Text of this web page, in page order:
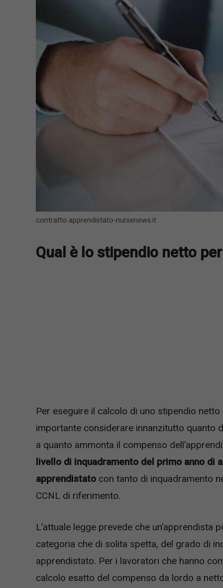
contratto apprendistato-nursenews.it
Qual è lo stipendio netto
Per eseguire il calcolo di uno stipendio
importante considerare innanzitutto quanto
a quanto ammonta il compenso
livello di inquadramento del primo anno di
apprendistato con tanto di inquadramento
CCNL di riferimento.
L’attuale legge prevede che
categoria che di solita spetta, del grado di
apprendistato. Per i lavoratori che hanno
calcolo esatto del compenso da lordo a